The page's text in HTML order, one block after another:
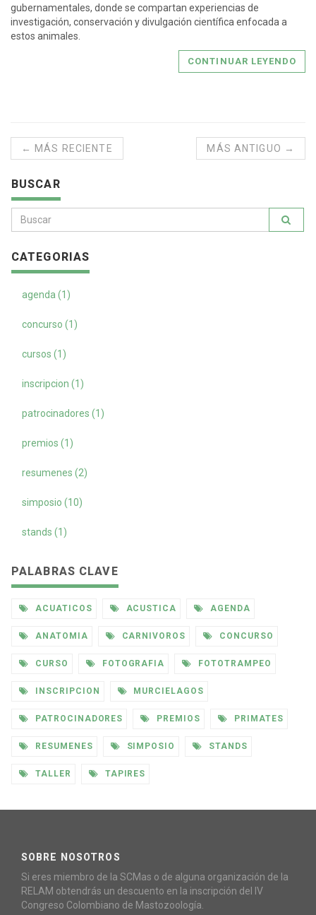
gubernamentales, donde se compartan experiencias de
investigación, conservación y divulgación científica enfocada a
estos animales.
CONTINUAR LEYENDO
← MÁS RECIENTE MÁS ANTIGUO →
BUSCAR
CATEGORIAS
agenda (1)
concurso (1)
cursos (1)
inscripcion (1)
patrocinadores (1)
premios (1)
resumenes (2)
simposio (10)
stands (1)
PALABRAS CLAVE
ACUATICOS ACUSTICA AGENDA
ANATOMIA CARNIVOROS CONCURSO
CURSO FOTOGRAFIA FOTOTRAMPEO
INSCRIPCION MURCIELAGOS
PATROCINADORES PREMIOS PRIMATES
RESUMENES SIMPOSIO STANDS
TALLER TAPIRES
SOBRE NOSOTROS
Si eres miembro de la SCMas o de alguna organización de la
RELAM obtendrás un descuento en la inscripción del IV
Congreso Colombiano de Mastozoología.